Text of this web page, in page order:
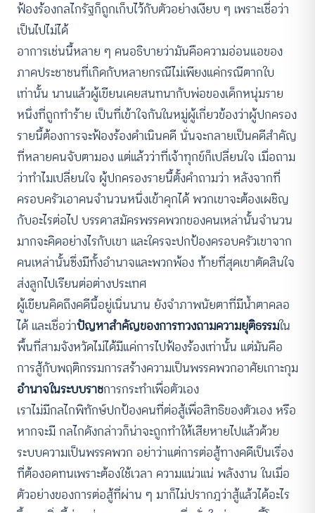
ฟ้องร้องกลไกรัฐก็ถูกเก็บไว้กับตัวอย่างเงียบ ๆ เพราะเชื่อว่า
เป็นไปไม่ได้
อาการเช่นนี้หลาย ๆ คนอธิบายว่ามันคือความอ่อนแอของ
ภาคประชาชนที่เกิดกับหลายกรณีไม่เพียงแค่กรณีตากใบ
เท่านั้น นานแล้วผู้เขียนเคยสนทนากับพ่อของเด็กหนุ่มราย
หนึ่งที่ถูกทำร้าย เป็นที่เข้าใจกันในหมู่ผู้เกี่ยวข้องว่าผู้ปกครอง
รายนี้ต้องการจะฟ้องร้องดำเนินคดี นั่นจะกลายเป็นคดีสำคัญ
ที่หลายคนจับตามอง แต่แล้วว่าที่เจ้าทุกข์ก็เปลี่ยนใจ เมื่อถาม
ว่าทำไมเปลี่ยนใจ ผู้ปกครองรายนี้ตั้งคำถามว่า หลังจากที่
ครอบครัวเอาคนจำนวนหนึ่งเข้าคุกได้ พวกเขาจะต้องเผชิญ
กับอะไรต่อไป บรรดาสมัครพรรคพวกของคนเหล่านั้นจำนวน
มากจะคิดอย่างไรกับเขา และใครจะปกป้องครอบครัวเขาจาก
คนเหล่านั้นซึ่งมีทั้งอำนาจและพวกพ้อง ท้ายที่สุดเขาตัดสินใจ
ส่งลูกไปเรียนต่อต่างประเทศ
ผู้เขียนคิดถึงคดีนี้อยู่เนิ่นนาน ยังจำภาพนัยตาที่มีน้ำตาคลอ
ได้ และเชื่อว่าปัญหาสำคัญของการทวงถามความยุติธรรมใน
พื้นที่สามจังหวัดไม่ได้มีแค่การไปฟ้องร้องเท่านั้น แต่มันคือ
การสู้กับพฤติกรรมการสร้างความเป็นพรรคพวกอาศัยเกาะกุม
อำนาจในระบบราชการกระทำเพื่อตัวเอง
เราไม่มีกลไกพิทักษ์ปกป้องคนที่ต่อสู้เพื่อสิทธิของตัวเอง หรือ
หากจะมี กลไกดังกล่าวก็น่าจะถูกทำให้เสียหายไปแล้วด้วย
ระบบความเป็นพรรคพวก อย่าว่าแต่การต่อสู้ทางคดีเป็นเรื่อง
ที่ต้องอดทนเพราะต้องใช้เวลา ความแน่วแน่ พลังงาน ในเมื่อ
ตัวอย่างของการต่อสู้ที่ผ่าน ๆ มาก็ไม่ปรากฎว่าสู้แล้วได้อะไร